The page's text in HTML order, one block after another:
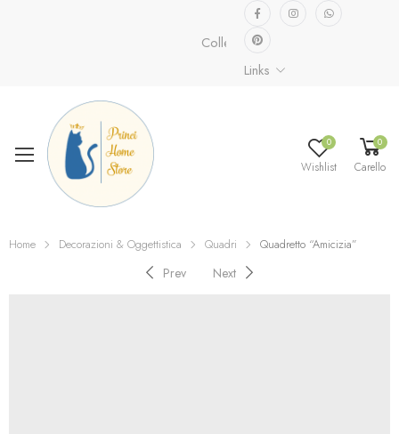
Collezione speciale già disponibile.
Links
0
Wishlist
0
Carello
Home Decorazioni & Oggettistica Quadri Quadretto “Amicizia”
Prev Next